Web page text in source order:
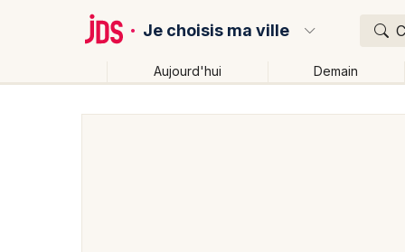
Je choisis ma ville
Aujourd'hui Demain